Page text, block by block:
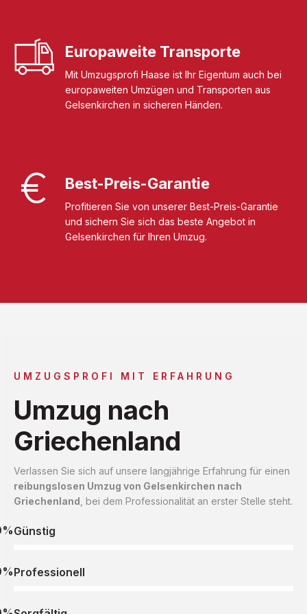
Europaweite Transporte
Mit Umzugsprofi Haase ist Ihr Eigentum auch bei
europaweiten Umzügen und Transporten aus
Gelsenkirchen in sicheren Händen.
Best-Preis-Garantie
Profitieren Sie von unserer Best-Preis-Garantie
und sichern Sie sich das beste Angebot in
Gelsenkirchen für Ihren Umzug.
UMZUGSPROFI MIT ERFAHRUNG
Umzug nach
Griechenland
Verlassen Sie sich auf unsere langjährige Erfahrung für einen
reibungslosen Umzug von Gelsenkirchen nach
Griechenland , bei dem Professionalität an erster Stelle steht.
Günstig
Professionell